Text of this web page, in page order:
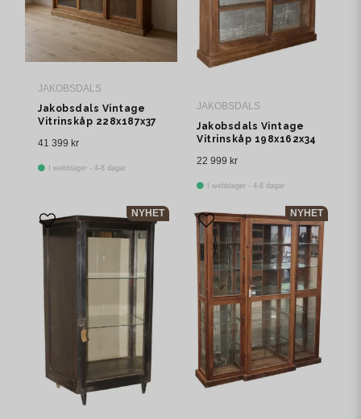
JAKOBSDALS
Jakobsdals Vintage
Vitrinskåp 228x187x37
41 399 kr
I webblager - 4-8 dagar
JAKOBSDALS
Jakobsdals Vintage
Vitrinskåp 198x162x34
22 999 kr
I webblager - 4-8 dagar
NYHET NYHET